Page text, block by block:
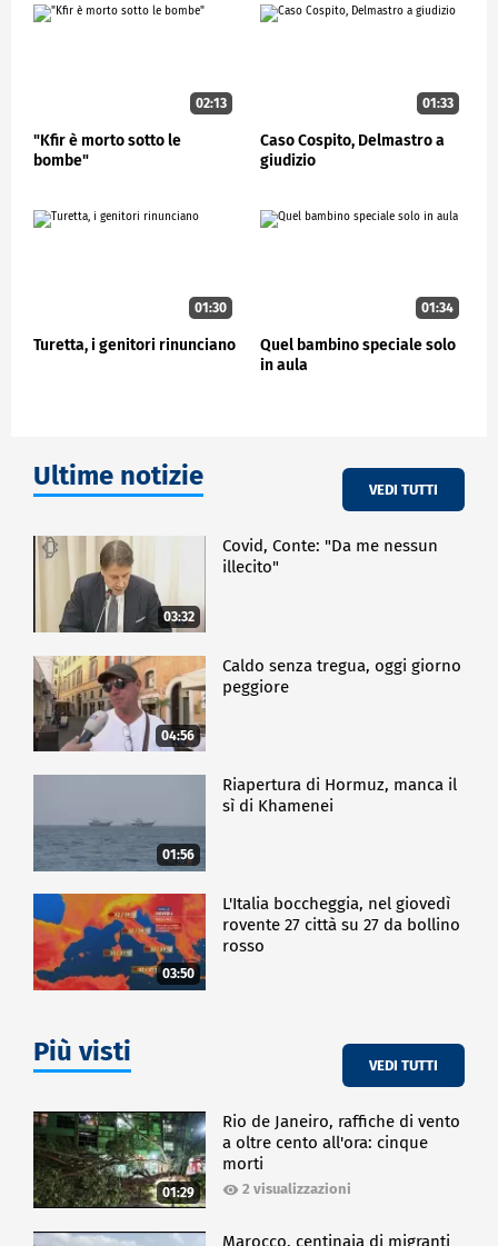
02:13
"Kfir è morto sotto le
bombe"
01:33
Caso Cospito, Delmastro a
giudizio
01:30
Turetta, i genitori rinunciano
01:34
Quel bambino speciale solo
in aula
Ultime notizie VEDI TUTTI
03:32
Covid, Conte: "Da me nessun
illecito"
04:56
Caldo senza tregua, oggi giorno
peggiore
01:56
Riapertura di Hormuz, manca il
sì di Khamenei
03:50
L'Italia boccheggia, nel giovedì
rovente 27 città su 27 da bollino
rosso
Più visti VEDI TUTTI
01:29
Rio de Janeiro, raffiche di vento
a oltre cento all'ora: cinque
morti
2 visualizzazioni
Marocco, centinaia di migranti